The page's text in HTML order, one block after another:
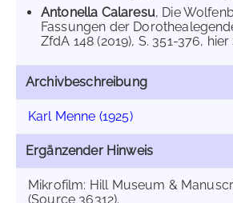
Antonella Calaresu, Die
Fassungen der
ZfdA 148 (2019), S. 351-376, hier
Archivbeschreibung
Karl Menne (1925)
Ergänzender Hinweis
Mikrofilm: Hill Museum &
(Source 36312).